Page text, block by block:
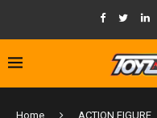
Home ACTION FIGURE